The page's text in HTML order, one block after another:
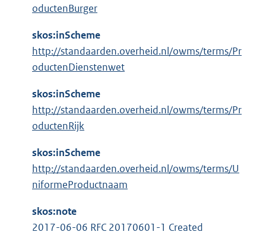
oductenBurger
skos:inScheme
http://standaarden.overheid.nl/owms/terms/Pr
oductenDienstenwet
skos:inScheme
http://standaarden.overheid.nl/owms/terms/Pr
oductenRijk
skos:inScheme
http://standaarden.overheid.nl/owms/terms/U
niformeProductnaam
skos:note
2017-06-06 RFC 20170601-1 Created